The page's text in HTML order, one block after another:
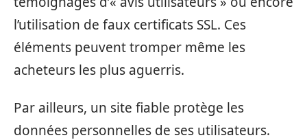
l’utilisation de faux certificats SSL. Ces
éléments peuvent tromper même les
acheteurs les plus aguerris.
Par ailleurs, un site fiable protège les
données personnelles de ses utilisateurs.